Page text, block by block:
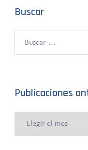
Buscar
Publicaciones